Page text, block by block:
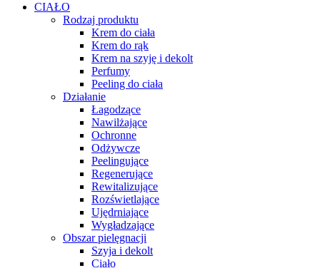
CIAŁO
Rodzaj produktu
Krem do ciała
Krem do rąk
Krem na szyję i dekolt
Perfumy
Peeling do ciała
Działanie
Łagodzące
Nawilżające
Ochronne
Odżywcze
Peelingujące
Regenerujące
Rewitalizujące
Rozświetlające
Ujędrniające
Wygładzające
Obszar pielęgnacji
Szyja i dekolt
Ciało